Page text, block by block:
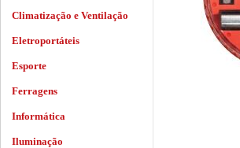
Climatização e Ventilação
Eletroportáteis
Esporte
Ferragens
Informática
Iluminação